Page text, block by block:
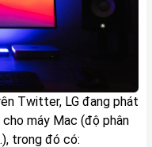
Twitter, LG đang phát
máy Mac (độ phân
trong đó có: